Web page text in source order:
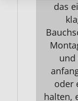
das
und
oder
halten,